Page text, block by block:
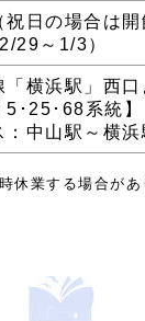
日の場合は開
29～1/3）
「横浜駅」西
5･25･68系統
：中山駅～横
業する場合が